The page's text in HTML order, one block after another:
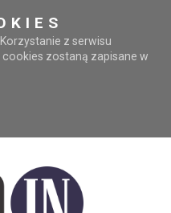
z serwisu
zostaną zapisane w